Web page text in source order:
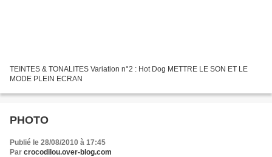
TEINTES & TONALITES Variation n°2 : Hot Dog METTRE LE SON ET LE
MODE PLEIN ECRAN
PHOTO
Publié le 28/08/2010 à 17:45
Par crocodilou.over-blog.com